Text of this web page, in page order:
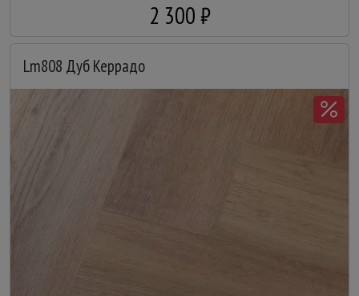
2 300 ₽
Lm808 Дуб Керрадо